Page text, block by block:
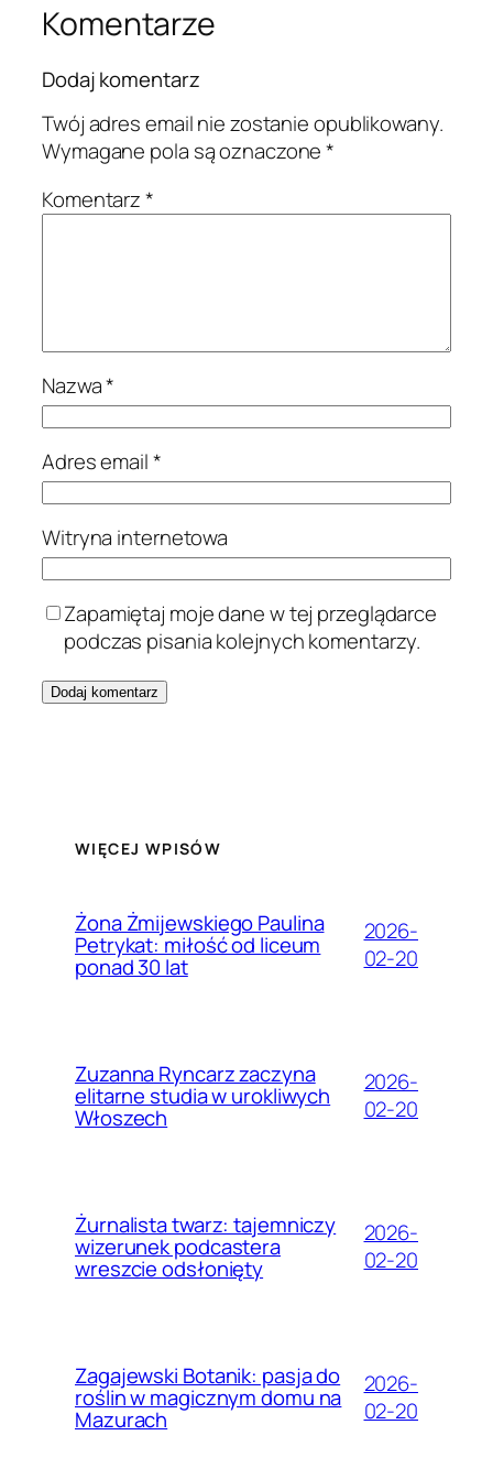
Komentarze
Dodaj komentarz
Twój adres email nie zostanie opublikowany.
Wymagane pola są oznaczone*
Komentarz*
Nazwa*
Adres email*
Witryna internetowa
Zapamiętaj moje dane w tej przeglądarce
podczas pisania kolejnych komentarzy.
WIĘCEJ WPISÓW
Żona Żmijewskiego Paulina
Petrykat: miłość od liceum
ponad 30 lat
2026-
02-20
Zuzanna Ryncarz zaczyna
elitarne studia w urokliwych
Włoszech
2026-
02-20
Żurnalista twarz: tajemniczy
wizerunek podcastera
wreszcie odsłonięty
2026-
02-20
Zagajewski Botanik: pasja do
roślin w magicznym domu na
Mazurach
2026-
02-20